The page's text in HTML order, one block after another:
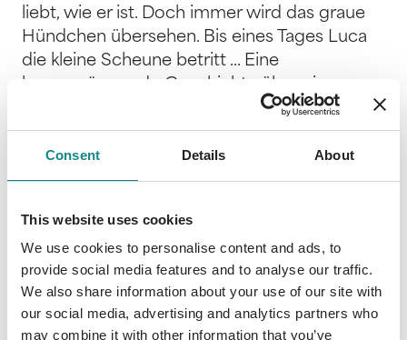
Consent Details About
This website uses cookies
We use cookies to personalise content and ads, to
provide social media features and to analyse our traffic.
We also share information about your use of our site with
our social media, advertising and analytics partners who
may combine it with other information that you’ve
liebt, wie er ist. Doch immer wird das graue
Hündchen übersehen. Bis eines Tages Luca
die kleine Scheune betritt ... Eine
herzerwärmende Geschichte über eine
besondere Freundschaft, die Hoffnung
schenkt und uns mit einem zufriedenen
Lächeln zurücklässt. Voller Gefühl erzählt der
preisgekrönte Autor Uwe Krauser die
und vermittelt die wichtige Botschaft: Jeder
ist einzigartig. Jeder ist wertvoll. Jeder ist gut,
so wie er ist. Die mehrfach ausgezeichnete
Illustratorin Franziska Frey erweckt mit ihren
liebevoll gestalteten Zeichnungen die